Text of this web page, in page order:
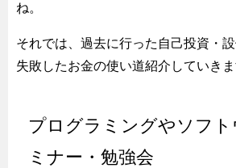
ね。
それでは、過去に行った自己投資・
失敗したお金の使い道紹介していきま
プログラミングやソフ
ミナー・勉強会